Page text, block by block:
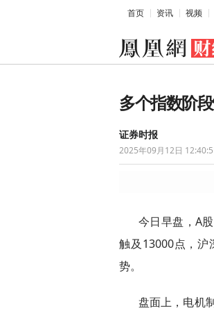
首页 资讯 视频
多个指数阶
证券时报
2025年09月12日
今日早盘，A
触及13000点，
势。
盘面上，电机